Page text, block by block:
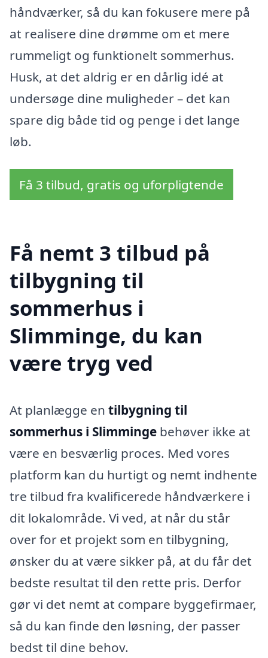
håndværker, så du kan fokusere mere på
at realisere dine drømme om et mere
rummeligt og funktionelt sommerhus.
Husk, at det aldrig er en dårlig idé at
undersøge dine muligheder – det kan
spare dig både tid og penge i det lange
løb.
Få 3 tilbud, gratis og uforpligtende
Få nemt 3 tilbud på
tilbygning til
sommerhus i
Slimminge, du kan
være tryg ved
At planlægge en tilbygning til
sommerhus i Slimminge behøver ikke at
være en besværlig proces. Med vores
platform kan du hurtigt og nemt indhente
tre tilbud fra kvalificerede håndværkere i
dit lokalområde. Vi ved, at når du står
over for et projekt som en tilbygning,
ønsker du at være sikker på, at du får det
bedste resultat til den rette pris. Derfor
gør vi det nemt at compare byggefirmaer,
så du kan finde den løsning, der passer
bedst til dine behov.